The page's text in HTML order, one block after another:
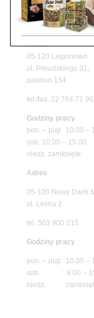
Znajdź nas
Adres
05-120 Legionowo
ul. Piłsudskiego 31,
pawilon 134
tel./fax. 22 784 71 96
Godziny pracy
pon. – piąt. 10.00 –
sob. 10.00 – 15.00
niedz. zamknięte
Adres
05-100 Nowy Dwór
ul. Leśna 2
tel. 503 900 215
Godziny pracy
pon. – piąt. 10.00 –
sob. 8.00 –
niedz.